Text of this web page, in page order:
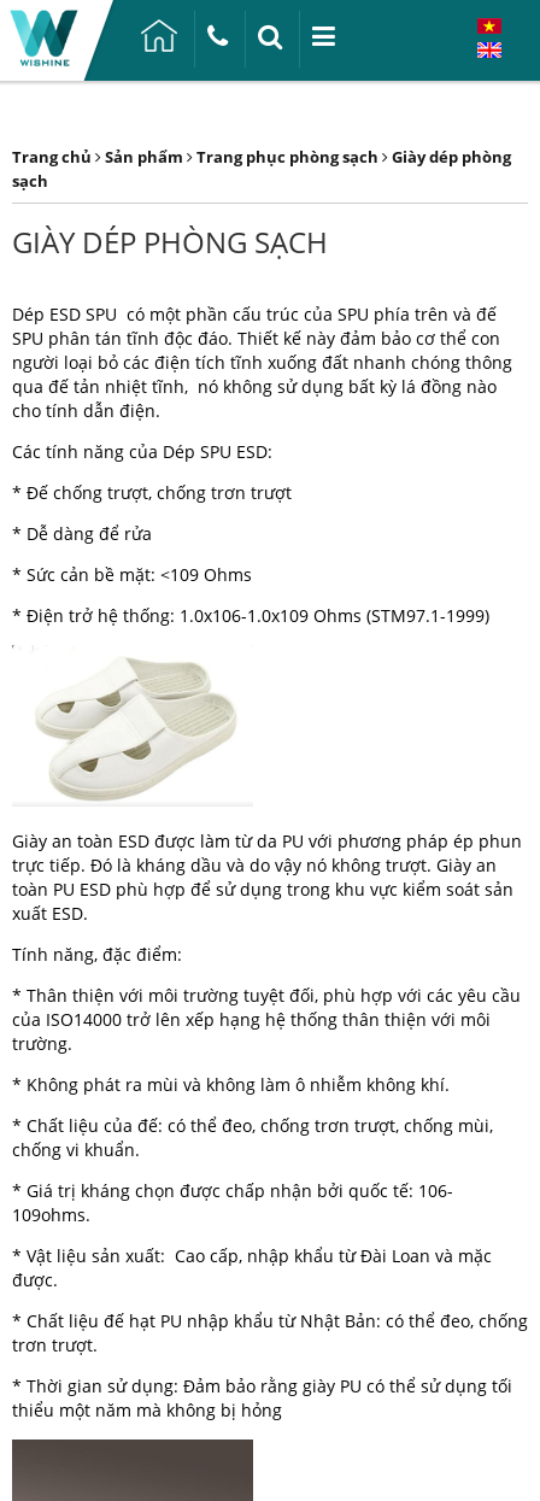
Trang chủ Sản phẩm Trang phục phòng sạch
Giày dép phòng
sạch
GIÀY DÉP PHÒNG SẠCH
Dép ESD SPU có một phần cấu trúc của SPU phía trên và đế
SPU phân tán tĩnh độc đáo. Thiết kế này đảm bảo cơ thể con
người loại bỏ các điện tích tĩnh xuống đất nhanh chóng thông
qua đế tản nhiệt tĩnh, nó không sử dụng bất kỳ lá đồng nào
cho tính dẫn điện.
Các tính năng của Dép SPU ESD:
* Đế chống trượt, chống trơn trượt
* Dễ dàng để rửa
* Sức cản bề mặt: <109 Ohms
* Điện trở hệ thống: 1.0x106-1.0x109 Ohms (STM97.1-1999)
Giày an toàn ESD được làm từ da PU với phương pháp ép phun
trực tiếp. Đó là kháng dầu và do vậy nó không trượt. Giày an
toàn PU ESD phù hợp để sử dụng trong khu vực kiểm soát sản
xuất ESD.
Tính năng, đặc điểm:
* Thân thiện với môi trường tuyệt đối, phù hợp với các yêu cầu
của ISO14000 trở lên xếp hạng hệ thống thân thiện với môi
trường.
* Không phát ra mùi và không làm ô nhiễm không khí.
* Chất liệu của đế: có thể đeo, chống trơn trượt, chống mùi,
chống vi khuẩn.
* Giá trị kháng chọn được chấp nhận bởi quốc tế: 106-
109ohms.
* Vật liệu sản xuất: Cao cấp, nhập khẩu từ Đài Loan và mặc
được.
* Chất liệu đế hạt PU nhập khẩu từ Nhật Bản: có thể đeo, chống
trơn trượt.
* Thời gian sử dụng: Đảm bảo rằng giày PU có thể sử dụng tối
thiểu một năm mà không bị hỏng